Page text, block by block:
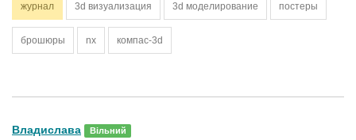
журнал 3d визуализация 3d моделирование постеры
брошюры nx компас-3d
Владислава Вільний